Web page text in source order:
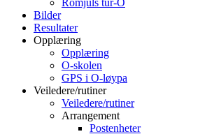
Bilder
Resultater
Opplæring
Opplæring
O-skolen
GPS i O-løypa
Veiledere/rutiner
Veiledere/rutiner
Arrangement
Postenheter